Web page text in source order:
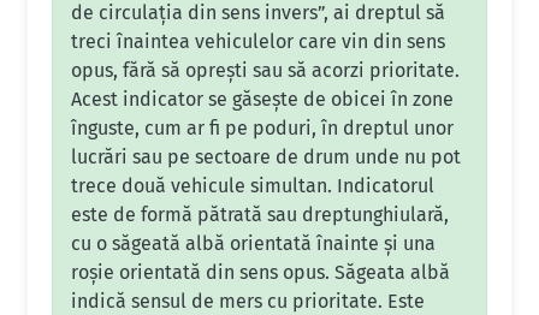
de circulația din sens invers”, ai dreptul să
treci înaintea vehiculelor care vin din sens
opus, fără să oprești sau să acorzi prioritate.
Acest indicator se găsește de obicei în zone
înguste, cum ar fi pe poduri, în dreptul unor
lucrări sau pe sectoare de drum unde nu pot
trece două vehicule simultan. Indicatorul
este de formă pătrată sau dreptunghiulară,
cu o săgeată albă orientată înainte și una
roșie orientată din sens opus. Săgeata albă
indică sensul de mers cu prioritate. Este